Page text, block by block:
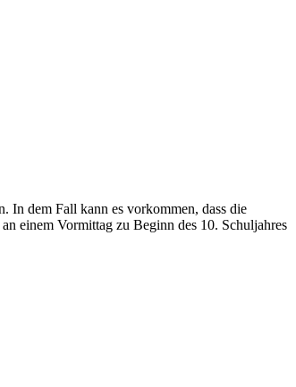
In dem Fall kann es vorkommen, dass die
einem Vormittag zu Beginn des 10. Schuljahres